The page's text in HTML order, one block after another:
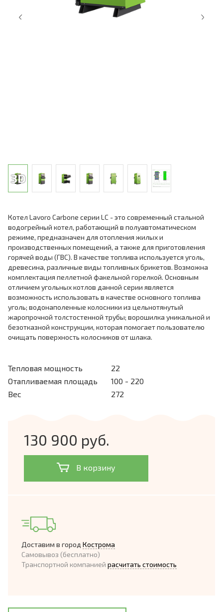
Котел Lavoro Carbone серии LC - это современный стальной
водогрейный котел, работающий в полуавтоматическом
режиме, предназначен для отопления жилых и
производственных помещений, а также для приготовления
горячей воды (ГВС). В качестве топлива используется уголь,
древесина, различные виды топливных брикетов. Возможна
комплектация пеллетной факельной горелкой. Основным
отличием угольных котлов данной серии является
возможность использовать в качестве основного топлива
уголь; водонаполенные колосники из цельнотянутый
жаропрочной толстостенной трубы; ворошилка уникальной и
безотказной конструкции, которая помогает пользователю
очищать поверхность колосников от шлака.
Тепловая мощность
22
Отапливаемая площадь
100 - 220
Вес
272
130 900 руб.
В корзину
Доставим в город Кострома
Самовывоз (бесплатно)
Транспортной компанией расчитать стоимость